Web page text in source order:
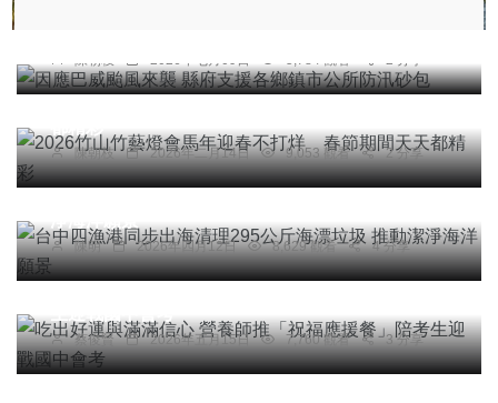
陳朝枝 2026年七月09日 5,784 觀看 2 分享
頭條 綜合新聞 旅遊
2026竹山竹藝燈會馬年迎春不打烊 春節期間天天
陳朝枝 2026年二月14日 9,053 觀看 2 分享
社會 綜合新聞 健康 旅遊
台中四漁港同步出海清理295公斤海漂垃圾 推動潔
陳明 2026年四月12日 8,629 觀看 4 分享
農業 綜合新聞 健康 文教
吃出好運與滿滿信心 營養師推「祝福應援餐」陪考
蔡俊賢 2026年五月15日 7,760 觀看 3 分享
專欄
高哲翰講座教授點評「茅山大道院」郭定陸老師現